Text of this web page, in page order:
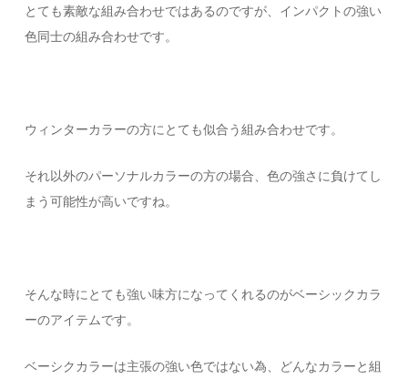
とても素敵な組み合わせではあるのですが、インパクトの強い
色同士の組み合わせです。
ウィンターカラーの方にとても似合う組み合わせです。
それ以外のパーソナルカラーの方の場合、色の強さに負けてし
まう可能性が高いですね。
そんな時にとても強い味方になってくれるのがベーシックカラ
ーのアイテムです。
ベーシクカラーは主張の強い色ではない為、どんなカラーと組